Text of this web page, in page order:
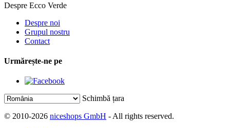
Despre Ecco Verde
Despre noi
Grupul nostru
Contact
Urmărește-ne pe
Schimbă țara
© 2010-2026 niceshops GmbH - All rights reserved.